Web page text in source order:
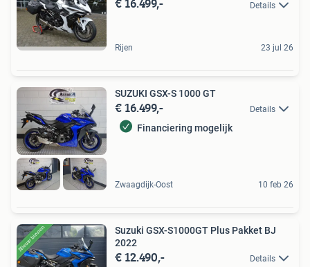
Details
Rijen 23 jul 26
SUZUKI GSX-S 1000 GT
€ 16.499,- Details
Financiering mogelijk
Zwaagdijk-Oost 10 feb 26
Suzuki GSX-S1000GT Plus Pakket BJ
2022
€ 12.490,- Details